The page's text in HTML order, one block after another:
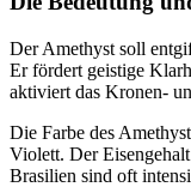
Der Amethyst soll
Er fördert geistige
aktiviert das Kronen-
Die Farbe des
Violett. Der
Brasilien sind oft